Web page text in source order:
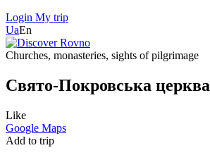
Login My trip
UaEn
Churches, monasteries, sights of pilgrimage
Свято-Покровська церква
Like
Google Maps
Add to trip